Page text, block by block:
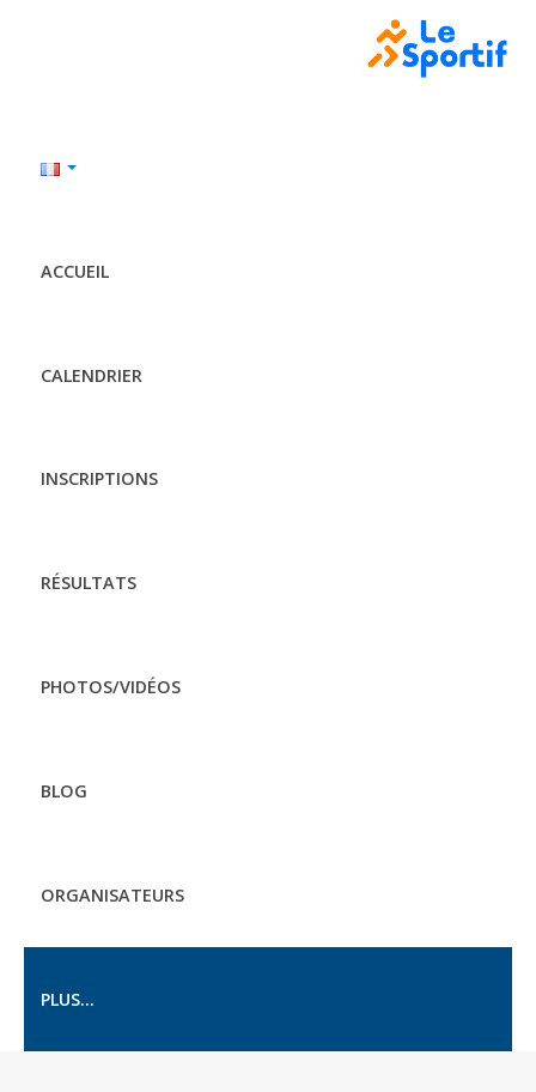
ACCUEIL
CALENDRIER
INSCRIPTIONS
RÉSULTATS
PHOTOS/VIDÉOS
BLOG
ORGANISATEURS
PLUS...